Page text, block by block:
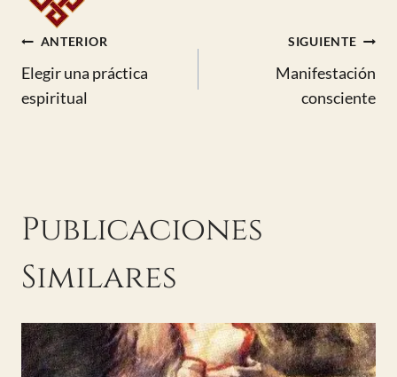
Navegación
de
ANTERIOR
Elegir una práctica
espiritual
SIGUIENTE
Manifestación
consciente
Publicaciones
Similares